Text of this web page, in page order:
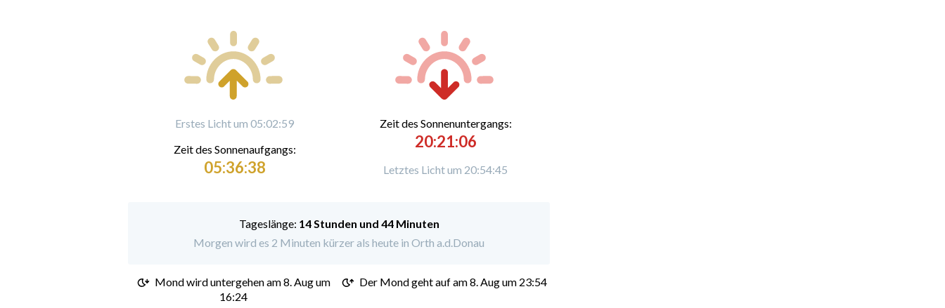
Erstes Licht um 05:02:59
Zeit des Sonnenaufgangs:
05:36:38
Zeit des Sonnenuntergangs:
20:21:06
Letztes Licht um 20:54:45
Tageslänge: 14 Stunden und 44 Minuten
Morgen wird es 2 Minuten kürzer als heute in Orth a.d.Donau
Mond wird untergehen am8. Aug um
16:24
Der Mond geht auf am 8. Aug um 23:54